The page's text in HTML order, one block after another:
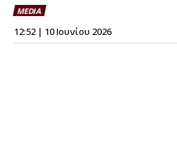
MEDIA
12:52 | 10 Ιουνίου 2026